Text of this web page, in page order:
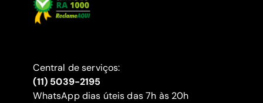
Central de serviços:
(11) 5039-2195
WhatsApp dias úteis das 7h às 20h